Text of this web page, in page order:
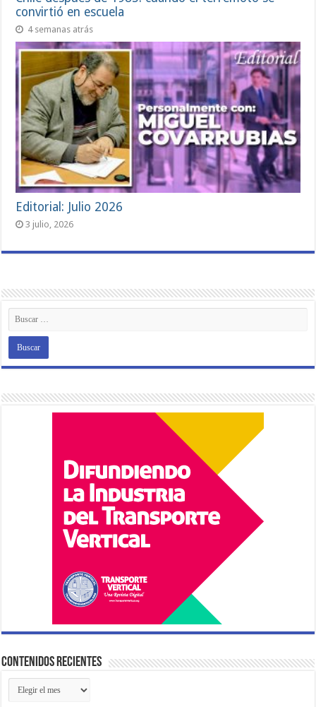
convirtió en escuela
4 semanas atrás
Editorial: Julio 2026
3 julio, 2026
Contenidos Recientes
Contenidos
Recientes